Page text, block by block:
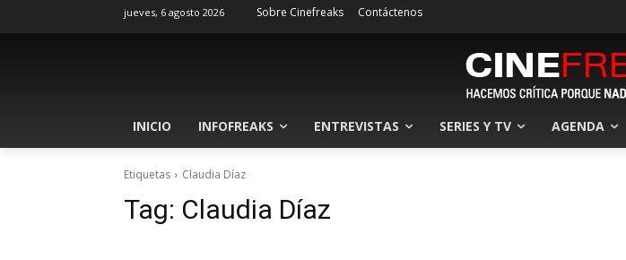
jueves, 6 agosto 2026 Sobre Cinefreaks Contáctenos
INICIO INFOFREAKS ENTREVISTAS SERIES Y TV AGENDA
Etiquetas Claudia Díaz
Tag: Claudia Díaz